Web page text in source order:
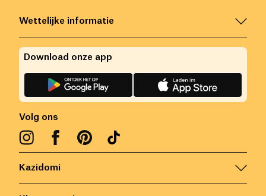
Kazidomi
Wettelijke informatie
Volg ons
Download onze app